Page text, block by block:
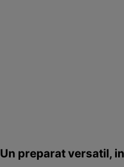
Un preparat versatil,